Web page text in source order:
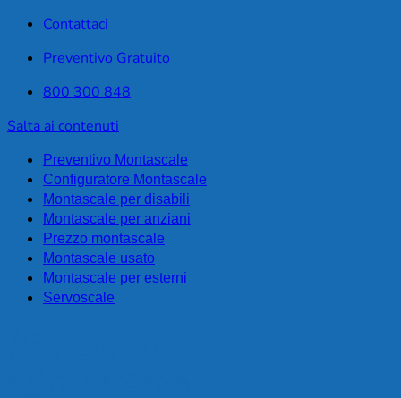
Contattaci
Preventivo Gratuito
800 300 848
Salta ai contenuti
Preventivo Montascale
Configuratore Montascale
Montascale per disabili
Montascale per anziani
Prezzo montascale
Montascale usato
Montascale per esterni
Servoscale